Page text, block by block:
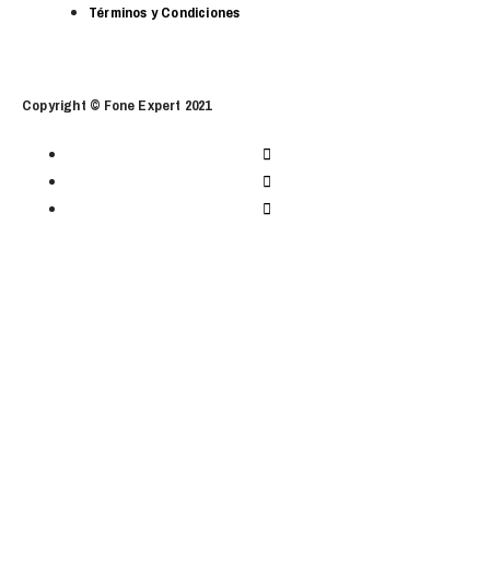
Términos y Condiciones
Copyright © Fone Expert 2021